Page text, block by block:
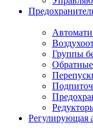
Группы
Регулирующая